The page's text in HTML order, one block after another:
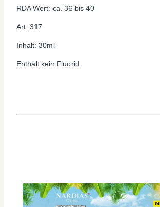
RDA Wert: ca. 36 bis 40
Art. 317
Inhalt: 30ml
Enthält kein Fluorid.